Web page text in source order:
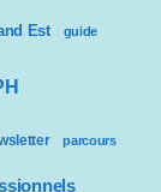
Est guide
parcours